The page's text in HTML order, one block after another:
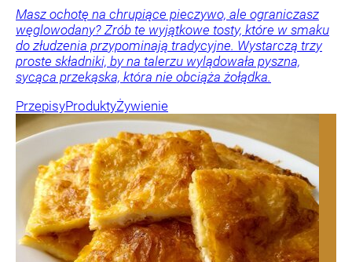
Masz ochotę na chrupiące pieczywo, ale ograniczasz
węglowodany? Zrób te wyjątkowe tosty, które w smaku
do złudzenia przypominają tradycyjne. Wystarczą trzy
proste składniki, by na talerzu wylądowała pyszna,
sycąca przekąska, która nie obciąża żołądka.
PrzepisyProduktyŻywienie